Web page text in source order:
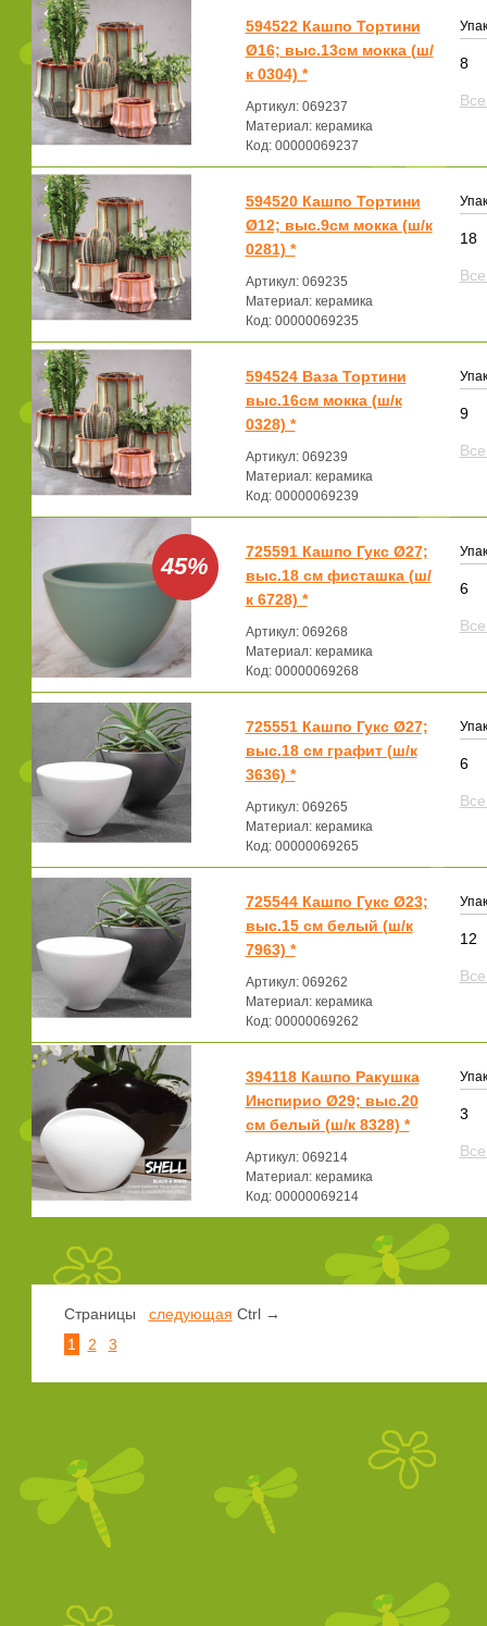
594522 Кашпо Тортини
Ø16; выс.13см мокка (ш/
к 0304) *
Артикул: 069237
Материал: керамика
Код: 00000069237
8
594520 Кашпо Тортини
Ø12; выс.9см мокка (ш/к
0281) *
Артикул: 069235
Материал: керамика
Код: 00000069235
18
594524 Ваза Тортини
выс.16см мокка (ш/к
0328) *
Артикул: 069239
Материал: керамика
Код: 00000069239
9
45%
725591 Кашпо Гукс Ø27;
выс.18 см фисташка (ш/
к 6728) *
Артикул: 069268
Материал: керамика
Код: 00000069268
6
725551 Кашпо Гукс Ø27;
выс.18 см графит (ш/к
3636) *
Артикул: 069265
Материал: керамика
Код: 00000069265
6
725544 Кашпо Гукс Ø23;
выс.15 см белый (ш/к
7963) *
Артикул: 069262
Материал: керамика
Код: 00000069262
12
394118 Кашпо Ракушка
Инспирио Ø29; выс.20
см белый (ш/к 8328) *
Артикул: 069214
Материал: керамика
Код: 00000069214
3
Страницы следующая Ctrl →
1
2 3